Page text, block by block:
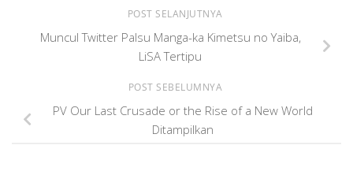
POST SELANJUTNYA
Muncul Twitter Palsu Manga-ka Kimetsu no Yaiba,
LiSA Tertipu
POST SEBELUMNYA
PV Our Last Crusade or the Rise of a New World
Ditampilkan